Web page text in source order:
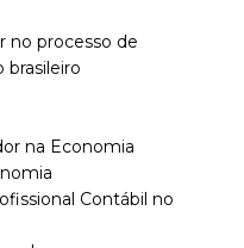
no processo de
na Economia
Contábil no